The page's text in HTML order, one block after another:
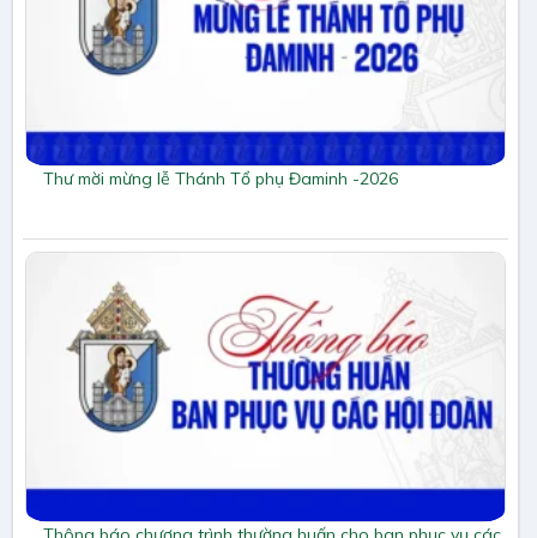
Thư mời mừng lễ Thánh Tổ phụ Đaminh -2026